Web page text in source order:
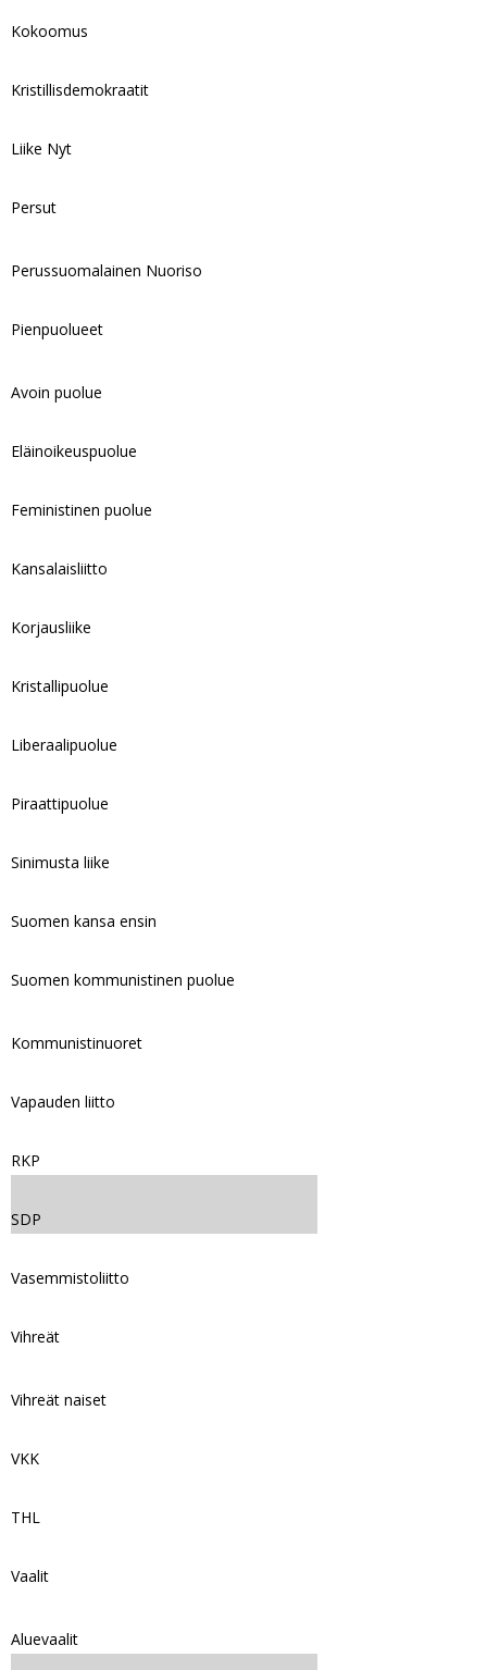
Kokoomus
Kristillisdemokraatit
Liike Nyt
Persut
Perussuomalainen Nuoriso
Pienpuolueet
Avoin puolue
Eläinoikeuspuolue
Feministinen puolue
Kansalaisliitto
Korjausliike
Kristallipuolue
Liberaalipuolue
Piraattipuolue
Sinimusta liike
Suomen kansa ensin
Suomen kommunistinen puolue
Kommunistinuoret
Vapauden liitto
RKP
SDP
Vasemmistoliitto
Vihreät
Vihreät naiset
VKK
THL
Vaalit
Aluevaalit